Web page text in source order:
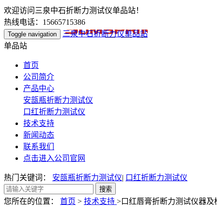
欢迎访问三泉中石折断力测试仪单品站！
热线电话：15665715386
Toggle navigation
三泉中石折断力仪单品站
单品站
首页
公司简介
产品中心
安瓿瓶折断力测试仪
口红折断力测试仪
技术支持
新闻动态
联系我们
点击进入公司官网
热门关键词： 安瓿瓶折断力测试仪| 口红折断力测试仪
您所在的位置： 首页 > 技术支持 >口红唇膏折断力测试仪器及